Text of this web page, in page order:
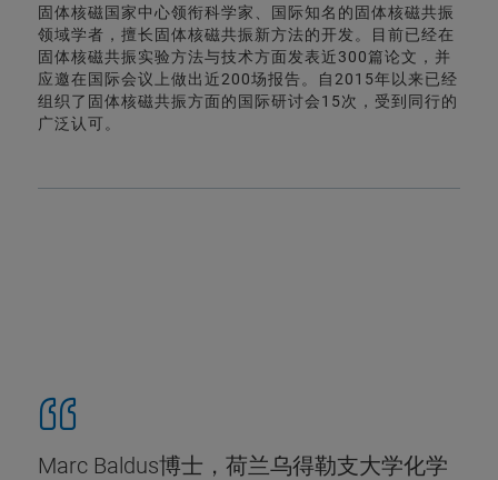
固体核磁国家中心领衔科学家、国际知名的固体核磁共振
领域学者，擅长固体核磁共振新方法的开发。目前已经在
固体核磁共振实验方法与技术方面发表近300篇论文，并
应邀在国际会议上做出近200场报告。自2015年以来已经
组织了固体核磁共振方面的国际研讨会15次，受到同行的
广泛认可。
Marc Baldus博士，荷兰乌得勒支大学化学